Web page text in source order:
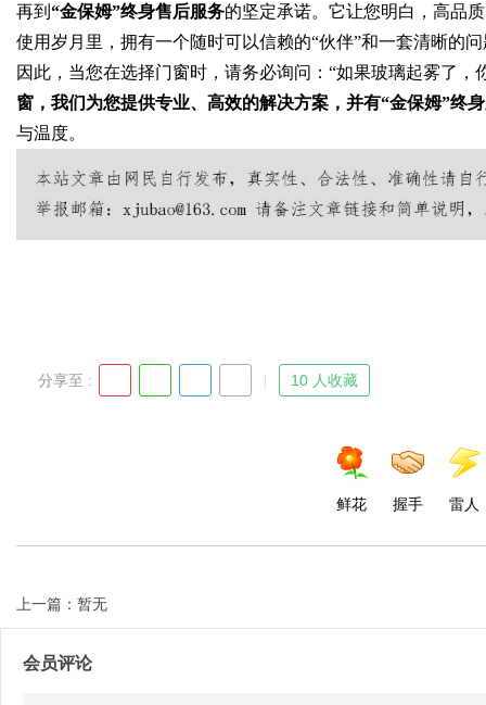
再到 “金保姆”终身售后服务的坚定承诺。它让您明白，高品
使用岁月里，拥有一个随时可以信赖的“伙伴”和一套清晰的
因此，当您在选择门窗时，请务必询问：“如果玻璃起雾了，
窗，我们为您提供专业、高效的解决方案，并有“金保姆”终
与温度。
分享至 : 10 人收藏
鲜花 握手 雷人
上一篇：暂无
会员评论